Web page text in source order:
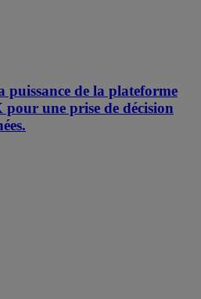
puissance de la plateforme
pour une prise de décision